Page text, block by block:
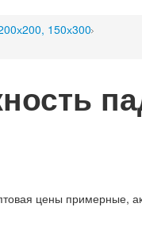
150х300
цены примерные,